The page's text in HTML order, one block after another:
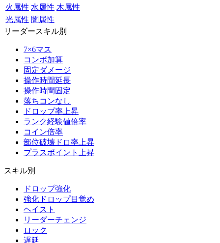
火属性 水属性 木属性
光属性 闇属性
リーダースキル別
7×6マス
コンボ加算
固定ダメージ
操作時間延長
操作時間固定
落ちコンなし
ドロップ率上昇
ランク経験値倍率
コイン倍率
部位破壊ドロ率上昇
プラスポイント上昇
スキル別
ドロップ強化
強化ドロップ目覚め
ヘイスト
リーダーチェンジ
ロック
遅延